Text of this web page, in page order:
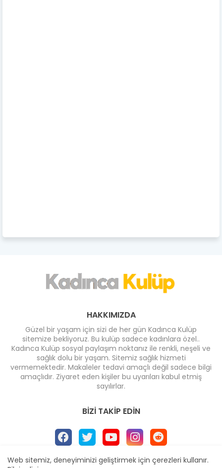
HAKKIMIZDA
Güzel bir yaşam için sizi de her gün Kadınca Kulüp
sitemize bekliyoruz. Bu kulüp sadece kadınlara özel..
Kadınca Kulüp sosyal paylaşım noktanız ile renkli, neşeli ve
sağlık dolu bir yaşam. Sitemiz sağlık hizmeti
vermemektedir. Makaleler tedavi amaçlı değil sadece bilgi
amaçlıdır. Ziyaret eden kişiler bu uyarıları kabul etmiş
sayılırlar.
BIZI TAKIP EDIN
Web sitemiz, deneyiminizi geliştirmek için çerezleri kullanır.